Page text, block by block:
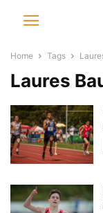
Home Tags
Laures